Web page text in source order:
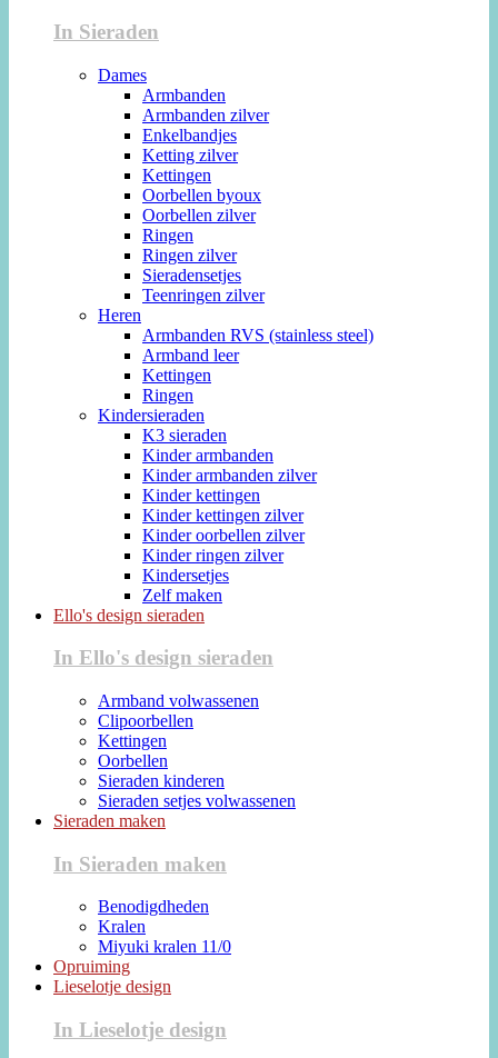
In Sieraden
Dames
Armbanden
Armbanden zilver
Enkelbandjes
Ketting zilver
Kettingen
Oorbellen byoux
Oorbellen zilver
Ringen
Ringen zilver
Sieradensetjes
Teenringen zilver
Heren
Armbanden RVS (stainless steel)
Armband leer
Kettingen
Ringen
Kindersieraden
K3 sieraden
Kinder armbanden
Kinder armbanden zilver
Kinder kettingen
Kinder kettingen zilver
Kinder oorbellen zilver
Kinder ringen zilver
Kindersetjes
Zelf maken
Ello's design sieraden
In Ello's design sieraden
Armband volwassenen
Clipoorbellen
Kettingen
Oorbellen
Sieraden kinderen
Sieraden setjes volwassenen
Sieraden maken
In Sieraden maken
Benodigdheden
Kralen
Miyuki kralen 11/0
Opruiming
Lieselotje design
In Lieselotje design